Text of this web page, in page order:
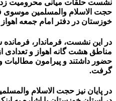
نشست حلقات میانی محرومیت
حجت الاسلام والمسلمین موسوی
خوزستان در دفتر امام جمعه
در این نشست، فرماندار،
مناطق هشت گانه اهواز و تعدادی
حضور داشتند و پیرامون
گرفت.
در پایان نیز حجت الاسلام